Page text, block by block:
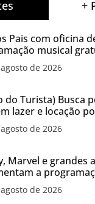
+
Pais com oficina
musical
de Goiânia
de 2026
do Turista) Busca
lazer e locação
no Brasilde 2026
Marvel e grandes
a
Shopping
de 2026